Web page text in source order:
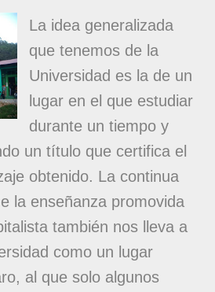
La idea generalizada
que tenemos de la
Universidad es la de un
lugar en el que estudiar
durante un tiempo y
un título que certifica el
obtenido. La continua
la enseñanza promovida
también nos lleva a
como un lugar
al que solo algunos